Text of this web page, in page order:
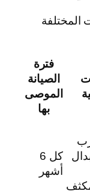
المختلفة
فترة
الصيانة
الموصى
بها
كل 6
أشهر